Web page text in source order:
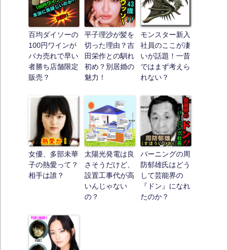
百均ダイソーの
100円ワインが
バカ売れで早い
者勝ち店舗限定
販売？
平子理沙が髪を
切った理由？吉
田栄作との馴れ
初め？別居婚の
魅力！
モンスター新入
社員のここが凄
いが話題！一昔
ではまず考えら
れない？
女優、多部未華
子の熱愛って？
相手は誰？
太陽光発電は良
さそうだけど、
設置工事代が高
いんじゃない
の？
バーニングの周
防郁雄氏はどう
して芸能界の
『ドン』になれ
たのか？